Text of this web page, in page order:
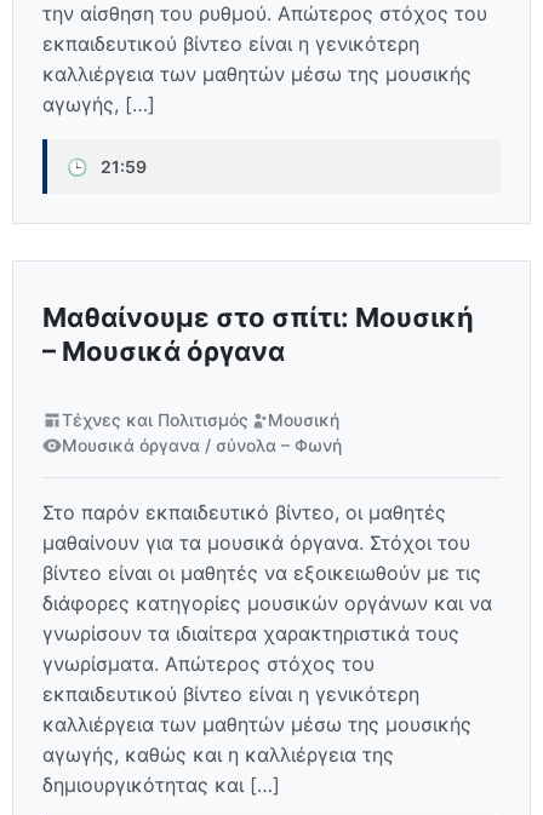
την αίσθηση του ρυθμού. Απώτερος στόχος του
εκπαιδευτικού βίντεο είναι η γενικότερη
καλλιέργεια των μαθητών μέσω της μουσικής
αγωγής, […]
🕒 21:59
Μαθαίνουμε στο σπίτι: Μουσική
– Μουσικά όργανα
Τέχνες και Πολιτισμός
Μουσική
Μουσικά όργανα / σύνολα – Φωνή
Στο παρόν εκπαιδευτικό βίντεο, οι μαθητές
μαθαίνουν για τα μουσικά όργανα. Στόχοι του
βίντεο είναι οι μαθητές να εξοικειωθούν με τις
διάφορες κατηγορίες μουσικών οργάνων και να
γνωρίσουν τα ιδιαίτερα χαρακτηριστικά τους
γνωρίσματα. Απώτερος στόχος του
εκπαιδευτικού βίντεο είναι η γενικότερη
καλλιέργεια των μαθητών μέσω της μουσικής
αγωγής, καθώς και η καλλιέργεια της
δημιουργικότητας και […]